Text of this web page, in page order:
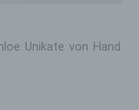
Unikate von Hand